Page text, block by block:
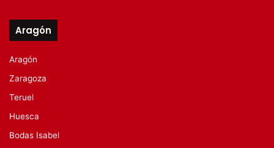
Aragón
Aragón
Zaragoza
Teruel
Huesca
Bodas Isabel